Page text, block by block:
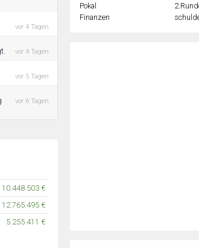
vor 4 Tagen
vor 4 Tagen
vor 5 Tagen
vor 6 Tagen
10.448.503 €
12.765.495 €
5.255.411 €
Pokal
Finanzen